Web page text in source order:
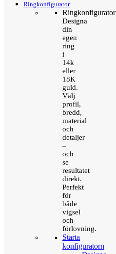
Ringkonfigurator
Ringkonfigurator
Designa
din
egen
ring
i
14k
eller
18K
guld.
Välj
profil,
bredd,
material
och
detaljer
–
och
se
resultatet
direkt.
Perfekt
för
både
vigsel
och
förlovning.
Starta
konfiguratorn